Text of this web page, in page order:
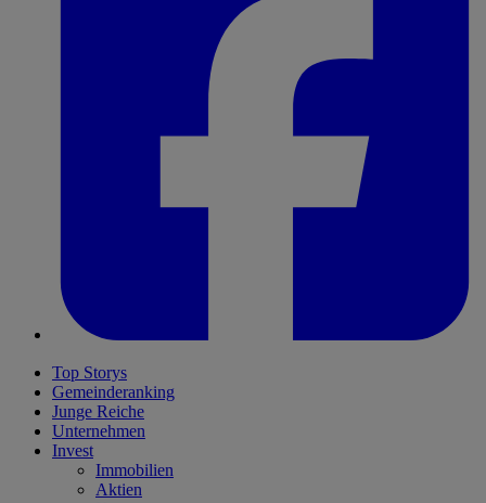
Top Storys
Gemeinderanking
Junge Reiche
Unternehmen
Invest
Immobilien
Aktien